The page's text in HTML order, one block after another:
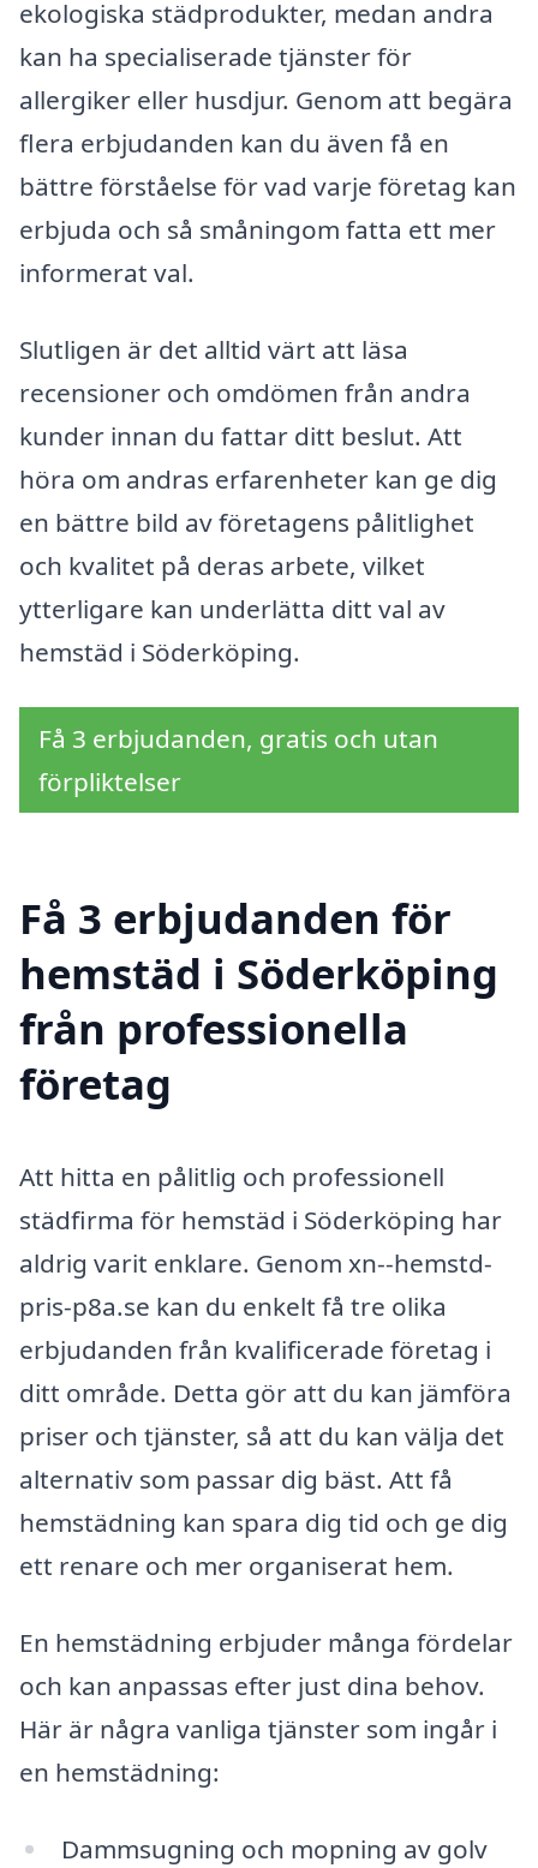
ekologiska städprodukter, medan andra
kan ha specialiserade tjänster för
allergiker eller husdjur. Genom att begära
flera erbjudanden kan du även få en
bättre förståelse för vad varje företag kan
erbjuda och så småningom fatta ett mer
informerat val.
Slutligen är det alltid värt att läsa
recensioner och omdömen från andra
kunder innan du fattar ditt beslut. Att
höra om andras erfarenheter kan ge dig
en bättre bild av företagens pålitlighet
och kvalitet på deras arbete, vilket
ytterligare kan underlätta ditt val av
hemstäd i Söderköping.
Få 3 erbjudanden, gratis och utan
förpliktelser
Få 3 erbjudanden för
hemstäd i Söderköping
från professionella
företag
Att hitta en pålitlig och professionell
städfirma för hemstäd i Söderköping har
aldrig varit enklare. Genom xn--hemstd-
pris-p8a.se kan du enkelt få tre olika
erbjudanden från kvalificerade företag i
ditt område. Detta gör att du kan jämföra
priser och tjänster, så att du kan välja det
alternativ som passar dig bäst. Att få
hemstädning kan spara dig tid och ge dig
ett renare och mer organiserat hem.
En hemstädning erbjuder många fördelar
och kan anpassas efter just dina behov.
Här är några vanliga tjänster som ingår i
en hemstädning:
Dammsugning och mopning av golv